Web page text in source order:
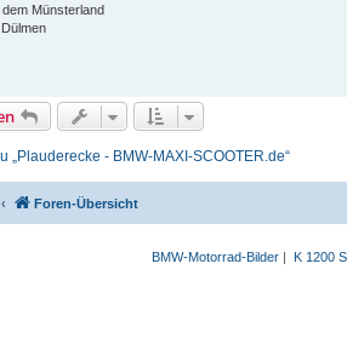
Münsterland
„Plauderecke - BMW-MAXI-SCOOTER.de“
Foren-Übersicht
BMW-Motorrad-Bilder| K 1200 S